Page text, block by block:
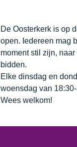
De Oosterkerk is op
open. Iedereen mag
moment stil zijn,
bidden.
Elke dinsdag en
woensdag van
Wees welkom!